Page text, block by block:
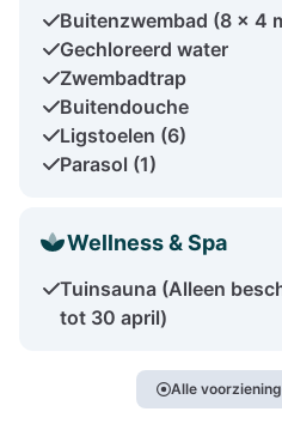
Buitenzwembad (8 x 4
Gechloreerd water
Zwembadtrap
Buitendouche
Ligstoelen (6)
Parasol (1)
Wellness & Spa
Tuinsauna (Alleen
tot 30 april)
Alle